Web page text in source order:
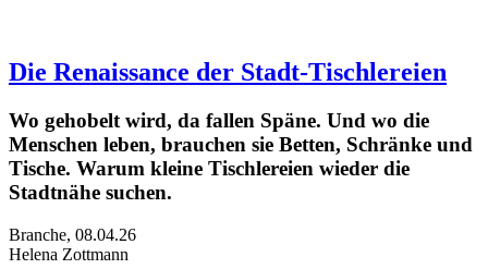
Die Renaissance der Stadt-Tischlereien
Wo gehobelt wird, da fallen Späne. Und wo die
Menschen leben, brauchen sie Betten, Schränke und
Tische. Warum kleine Tischlereien wieder die
Stadtnähe suchen.
Branche, 08.04.26
Helena Zottmann